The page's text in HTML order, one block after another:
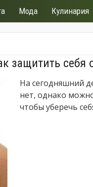
Мода Кулинария
защитить себя
На сегодняшний
нет, однако
чтобы уберечь